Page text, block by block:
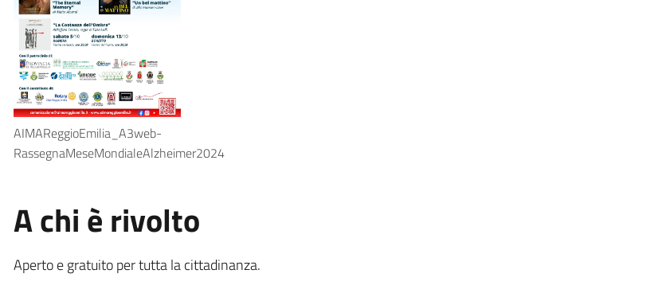
AIMAReggioEmilia_A3web-
RassegnaMeseMondialeAlzheimer2024
A chi è rivolto
Aperto e gratuito per tutta la cittadinanza.